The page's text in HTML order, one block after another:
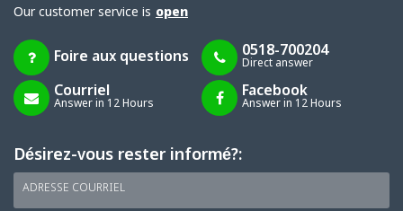
Our customer service is open
Foire aux questions 0518-700204
Direct answer
Courriel
Answer in 12 Hours
Facebook
Answer in 12 Hours
Désirez-vous rester informé?:
ADRESSE COURRIEL